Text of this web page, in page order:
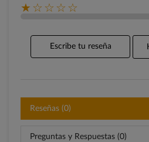
★☆☆☆☆
Escribe tu reseña
Reseñas (0)
Preguntas y Respuestas (0)